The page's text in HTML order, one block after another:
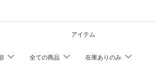
アイテム
全ての商品 在庫ありのみ